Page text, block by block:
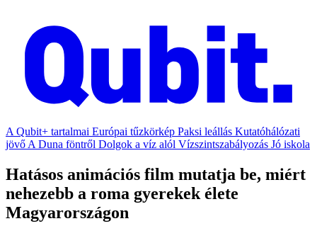
A Qubit+ tartalmai Európai tűzkörkép Paksi leállás Kutatóhálózati
jövő A Duna föntről Dolgok a víz alól Vízszintszabályozás Jó iskola
Hatásos animációs film mutatja be, miért
nehezebb a roma gyerekek élete
Magyarországon